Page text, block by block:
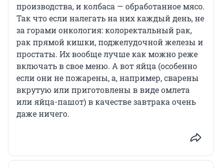
производства, и колбаса — обработанное мясо.
Так что если налегать на них каждый день, не
за горами онкология: колоректальный рак,
рак прямой кишки, поджелудочной железы и
простаты. Их вообще лучше как можно реже
включать в свое меню. А вот яйца (особенно
если они не пожарены, а, например, сварены
вкрутую или приготовлены в виде омлета
или яйца-пашот) в качестве завтрака очень
даже ничего.